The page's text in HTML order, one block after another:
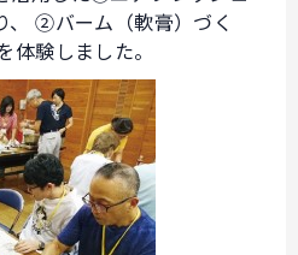
、 ②バーム（軟膏）づく
体験しました。